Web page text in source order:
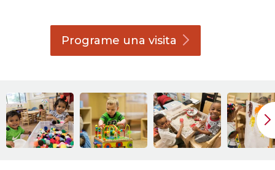
Programe unavisita